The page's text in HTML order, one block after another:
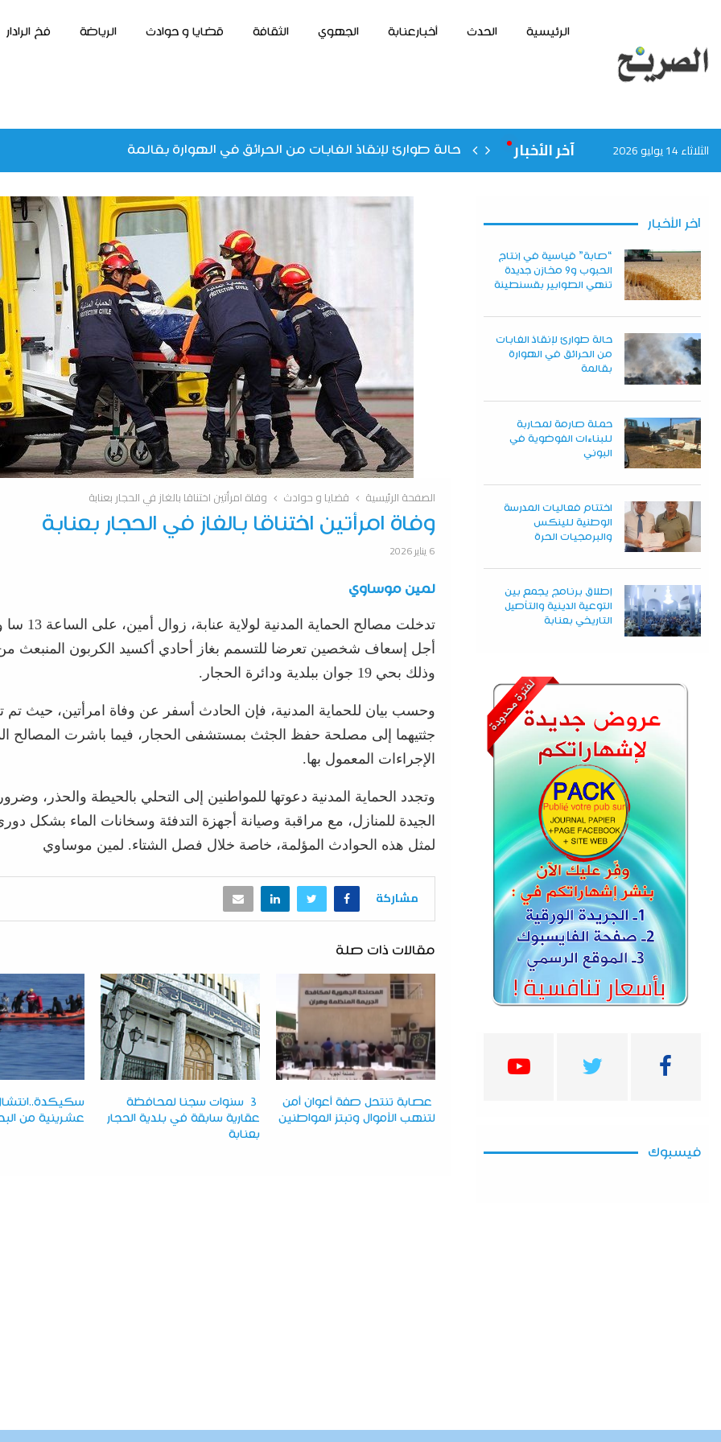
الرئيسية الحدث أخبارعنابة الجهوي الثقافة قضايا و حوادث الرياضة فخ الرادار
الثلاثاء 14 يوليو 2026 آخر الأخبار حالة طوارئ لإنقاذ الغابات من الحرائق في الهوارة بقالمة
الصفحة الرئيسية قضايا و حوادث وفاة امرأتين اختناقا بالغاز في الحجار بعنابة
وفاة امرأتين اختناقا بالغاز في الحجار بعنابة
6 يناير 2026
لمين موساوي
أجل إسعاف شخصين تعرضا للتسمم بغاز أحادي أكسيد الكربون المنبعث
وذلك بحي 19 جوان ببلدية ودائرة الحجار.
وحسب بيان للحماية المدنية، فإن الحادث أسفر عن وفاة امرأتين، حيث تم
جثتيهما إلى مصلحة حفظ الجثث بمستشفى الحجار، فيما باشرت المصالح
الإجراءات المعمول بها.
وتجدد الحماية المدنية دعوتها للمواطنين إلى التحلي بالحيطة والحذر،
الجيدة للمنازل، مع مراقبة وصيانة أجهزة التدفئة وسخانات الماء بشكل
لمثل هذه الحوادث المؤلمة، خاصة خلال فصل الشتاء. لمين موساوي
مشاركة
مقالات ذات صلة
عصابة تنتحل صفة أعوان أمن
لتنهب الأموال وتبتز المواطنين
3 سنوات سجنا لمحافظة
عقارية سابقة في بلدية الحجار
بعنابة
عشرينية من
آخر الأخبار
“صابة” قياسية في إنتاج
الحبوب و9 مخازن جديدة
تنهي الطوابير بقسنطينة
حالة طوارئ لإنقاذ الغابات
من الحرائق في الهوارة
بقالمة
حملة صارمة لمحاربة
للبناءات الفوضوية في
البوني
اختتام فعاليات المدرسة
الوطنية للينكس
والبرمجيات الحرة
إطلاق برنامج يجمع بين
التوعية الدينية والتأصيل
التاريخي بعنابة
فيسبوك